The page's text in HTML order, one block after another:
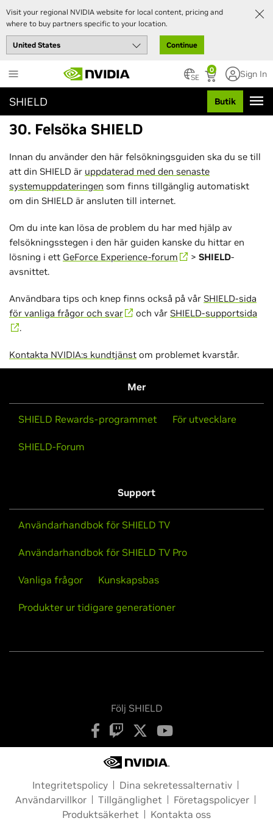
Visit your regional NVIDIA website for local content, pricing and
where to buy partners specific to your location.
Continue
to
main
content
0
SE Sign In
SHIELD Butik
30. Felsöka SHIELD
Innan du använder den här felsökningsguiden ska du se till
att din SHIELD är uppdaterad med den senaste
systemuppdateringen som finns tillgänglig automatiskt
om din SHIELD är ansluten till internet.
Om du inte kan lösa de problem du har med hjälp av
felsökningsstegen i den här guiden kanske du hittar en
lösning i ett GeForce Experience-forum > SHIELD-
avsnittet.
Användbara tips och knep finns också på vår SHIELD-sida
för vanliga frågor och svar
och vår SHIELD-supportsida
.
Kontakta NVIDIA:s kundtjänst om problemet kvarstår.
Mer
SHIELD Rewards-programmet För utvecklare
SHIELD-Forum
Support
Användarhandbok för SHIELD TV
Användarhandbok för SHIELD TV Pro
Vanliga frågor Kunskapsbas
Produkter ur tidigare generationer
Följ SHIELD
Integritetspolicy
Dina sekretessalternativ
Användarvillkor
Tillgänglighet
Företagspolicyer
Produktsäkerhet
Kontakta oss